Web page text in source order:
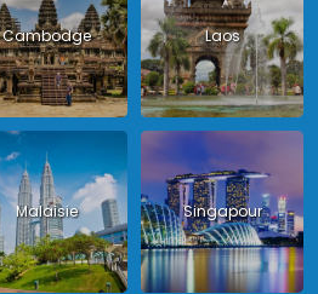
Cambodge Laos
Malaisie Singapour